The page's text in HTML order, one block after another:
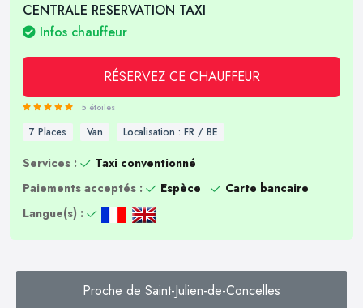
CENTRALE RESERVATION TAXI
Infos chauffeur
RÉSERVEZ CE CHAUFFEUR
5 étoiles
7 Places Van Localisation : FR / BE
Services :
Taxi conventionné
Paiements acceptés :
Espèce
Carte bancaire
Langue(s) :
Proche de Saint-Julien-de-Concelles